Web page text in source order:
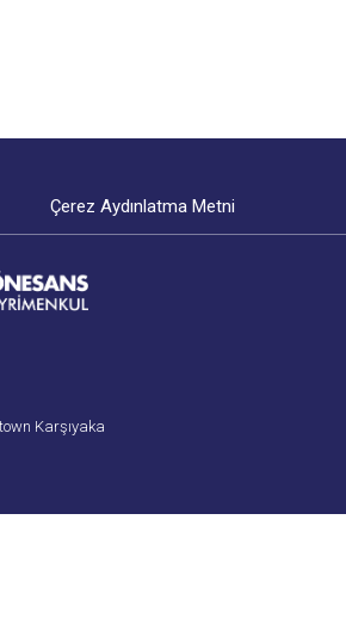
Çerez Aydınlatma Metni
Karşıyaka